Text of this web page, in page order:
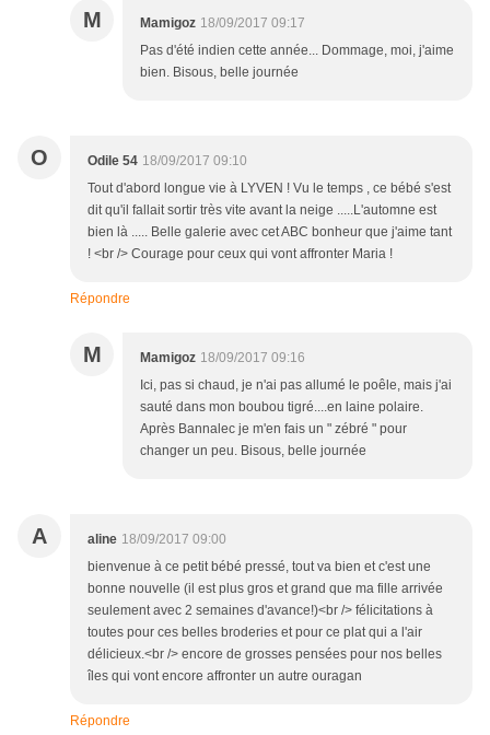
M Mamigoz 18/09/2017 09:17
Pas d'été indien cette année... Dommage, moi, j'aime
bien. Bisous, belle journée
O Odile 54 18/09/2017 09:10
Tout d'abord longue vie à LYVEN ! Vu le temps , ce bébé s'est
dit qu'il fallait sortir très vite avant la neige .....L'automne est
bien là ..... Belle galerie avec cet ABC bonheur que j'aime tant
! <br /> Courage pour ceux qui vont affronter Maria !
Répondre
M Mamigoz 18/09/2017 09:16
Ici, pas si chaud, je n'ai pas allumé le poêle, mais j'ai
sauté dans mon boubou tigré....en laine polaire.
Après Bannalec je m'en fais un " zébré " pour
changer un peu. Bisous, belle journée
A aline 18/09/2017 09:00
bienvenue à ce petit bébé pressé, tout va bien et c'est une
bonne nouvelle (il est plus gros et grand que ma fille arrivée
seulement avec 2 semaines d'avance!)<br /> félicitations à
toutes pour ces belles broderies et pour ce plat qui a l'air
délicieux.<br /> encore de grosses pensées pour nos belles
îles qui vont encore affronter un autre ouragan
Répondre